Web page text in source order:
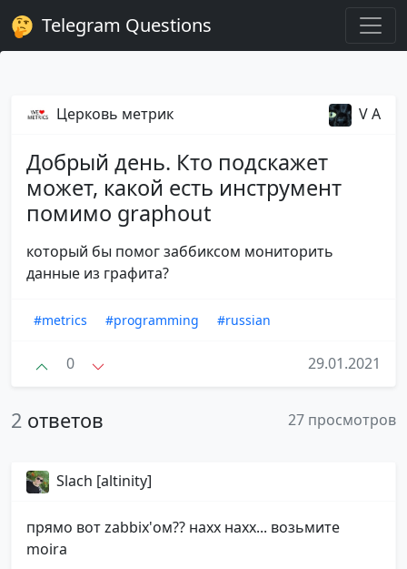
Telegram Questions
Церковь метрик V A
Добрый день. Кто подскажет
может, какой есть инструмент
помимо graphout
который бы помог заббиксом мониторить
данные из графита?
#metrics #programming #russian
0 29.01.2021
2 ответов 27 просмотров
Slach [altinity]
прямо вот zabbix'ом?? нахх нахх... возьмите
moira